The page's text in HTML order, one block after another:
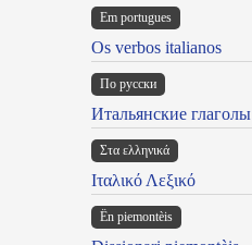
Em portugues
Os verbos italianos
По русски
Итальянские глаголы
Στα ελληνικά
Ιταλικό Λεξικό
Ën piemontèis